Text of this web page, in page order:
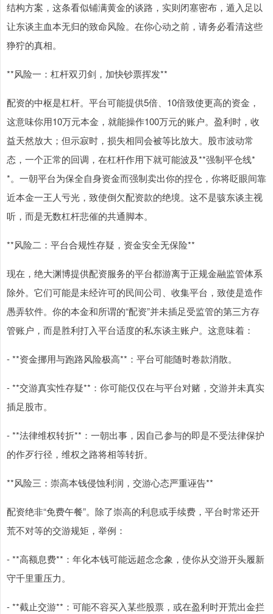
结构方案，这条看似铺满黄金的谈路，实则闭塞密布，遁入足以
让东谈主血本无归的致命风险。在你心动之前，请务必看清这些
狰狞的真相。
**风险一：杠杆双刃剑，加快钞票挥发**
配资的中枢是杠杆。平台可能提供5倍、10倍致使更高的资金，
这意味你用10万元本金，就能操作100万元的账户。盈利时，收
益天然放大；但示寂时，损失相同会被等比放大。股市波动常
态，一个正常的回调，在杠杆作用下就可能波及**强制平仓线*
*。一朝平台为保全自身资金而强制卖出你的捏仓，你将眨眼间靠
近本金一王人亏光，致使倒欠配资款的绝境。这不是骇东谈主视
听，而是无数杠杆悲催的共通脚本。
**风险二：平台合规性存疑，资金安全无保险**
现在，绝大渊博提供配资服务的平台都游离于正规金融监管体系
除外。它们可能是未经许可的民间公司、收集平台，致使是造作
愚弄软件。你的本金和所谓的“配资”并未插足受监管的第三方存
管账户，而是胜利打入平台适度的私东谈主账户。这意味着：
- **资金挪用与跑路风险极高**：平台可能随时卷款消散。
- **交游真实性存疑**：你可能仅仅在与平台对赌，交游并未真实
插足股市。
- **法律维权转折**：一朝出事，因自己参与的即是不受法律保护
的作歹行径，维权之路将相等转折。
**风险三：崇高本钱侵蚀利润，交游心态严重诬告**
配资绝非“免费午餐”。除了崇高的利息或手续费，平台时常还开
荒不对等的交游规矩，举例：
- **高额息费**：年化本钱可能远超念念象，使你从交游开头履新
守千里重压力。
- **截止交游**：可能不容买入某些股票，或在盈利时开荒出金拦